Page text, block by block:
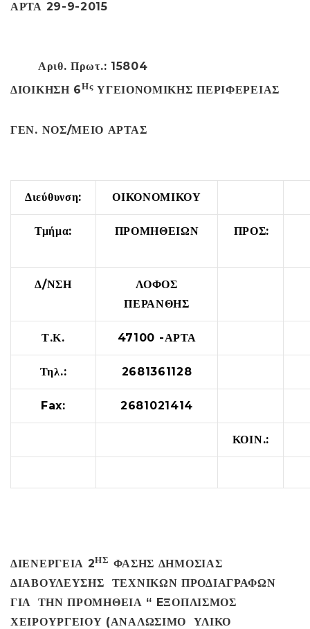
ΑΡΤΑ 29-9-2015
Αριθ. Πρωτ.: 15804
ΔΙΟΙΚΗΣΗ 6ΗςΥΓΕΙΟΝΟΜΙΚΗΣ ΠΕΡΙΦΕΡΕΙΑΣ
ΓΕΝ. ΝΟΣ/ΜΕΙΟ ΑΡΤΑΣ
Διεύθυνση: ΟΙΚΟΝΟΜΙΚΟΥ
Τμήμα: ΠΡΟΜΗΘΕΙΩΝ ΠΡΟΣ:
Δ/ΝΣΗ
ΛΟΦΟΣ
ΠΕΡΑΝΘΗΣ
Τ.Κ. 47100 -ΑΡΤΑ
Τηλ.: 2681361128
Fax: 2681021414
ΚΟΙΝ.:
ΔΙΕΝΕΡΓΕΙΑ 2ΗΣ ΦΑΣΗΣ ΔΗΜΟΣΙΑΣ
ΔΙΑΒΟΥΛΕΥΣΗΣ ΤΕΧΝΙΚΩΝ ΠΡΟΔΙΑΓΡΑΦΩΝ
ΓΙΑ
ΤΗΝ ΠΡΟΜΗΘΕΙΑ “ EΞΟΠΛΙΣΜΟΣ
ΧΕΙΡΟΥΡΓΕΙΟΥ (ΑΝΑΛΩΣΙΜΟ ΥΛΙΚΟ